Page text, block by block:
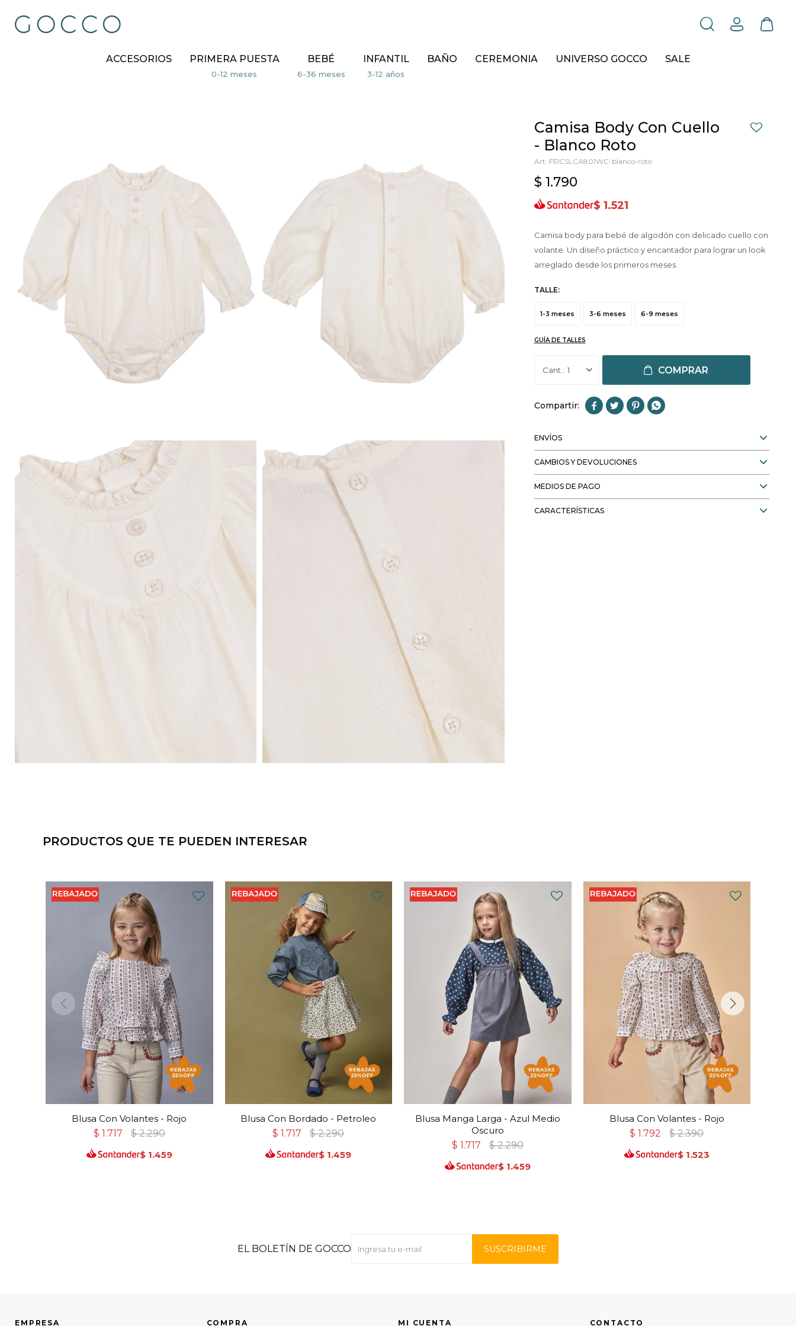
ACCESORIOS PRIMERA PUESTA BEBÉ INFANTIL BAÑO CEREMONIA UNIVERSO GOCCO SALE
Camisa Body Con Cuello
- Blanco Roto
F51CSLCA801WC-blanco-roto
$ 1.790
$ 1.521
Camisa body para bebé de algodón con delicado cuello con
volante. Un diseño práctico y encantador para lograr un look
arreglado desde los primeros meses.
TALLE:
1-3 meses 3-6 meses 6-9 meses
GUÍA DE TALLES
1 COMPRAR
   
ENVÍOS
CAMBIOS Y DEVOLUCIONES
MEDIOS DE PAGO
CARACTERÍSTICAS
PRODUCTOS QUE TE PUEDEN INTERESAR
Blusa Con Volantes - Rojo
$ 1.717 $ 2.290
$ 1.459
Blusa Con Bordado - Petroleo
$ 1.717 $ 2.290
$ 1.459
Blusa Manga Larga - Azul Medio
Oscuro
$ 1.717 $ 2.290
$ 1.459
Blusa Con Volantes - Rojo
$ 1.792 $ 2.390
$ 1.523
CONTACTO
EMPRESA COMPRA MI CUENTA
EL BOLETÍN DE GOCCO SUSCRIBIRME